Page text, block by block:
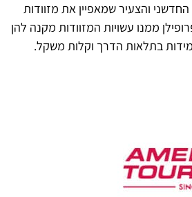
והצעיר שמאפיין את מזוודות
ממנו עשויות המזוודות מקנה להן
בתלאות הדרך וקלות משקל.